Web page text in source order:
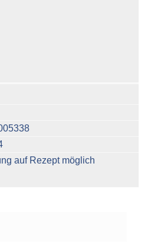
auf Rezept möglich